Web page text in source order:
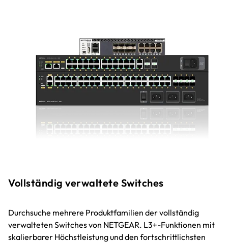
Vollständig verwaltete Switches
Durchsuche mehrere Produktfamilien der vollständig
verwalteten Switches von NETGEAR. L3+-Funktionen mit
skalierbarer Höchstleistung und den fortschrittlichsten